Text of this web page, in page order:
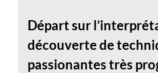
Départ sur
découverte de
passionantes très